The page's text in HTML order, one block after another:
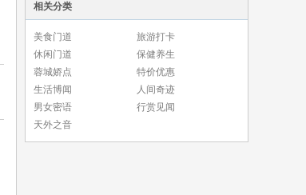
相关分类
美食门道
旅游打卡
休闲门道
保健养生
蓉城娇点
特价优惠
生活博闻
人间奇迹
男女密语
行赏见闻
天外之音